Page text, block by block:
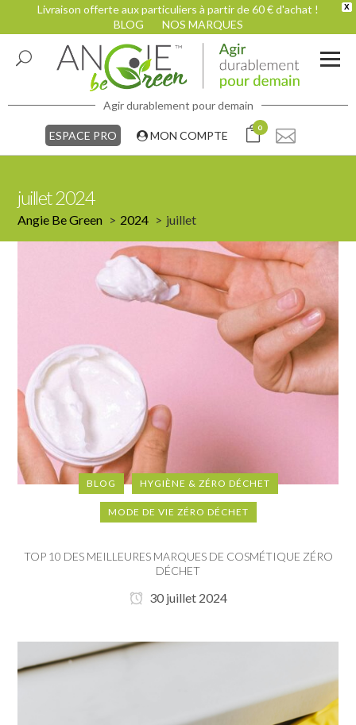
X
Livraison offerte aux particuliers à partir de 60 € d'achat !
BLOG
NOS MARQUES
Agir durablement pour demain
ESPACE PRO MON COMPTE
0
juillet 2024
Angie Be Green 2024 juillet
BLOG HYGIÈNE & ZÉRO DÉCHET
MODE DE VIE ZÉRO DÉCHET
TOP 10 DES MEILLEURES MARQUES DE COSMÉTIQUE ZÉRO
DÉCHET
30 juillet 2024